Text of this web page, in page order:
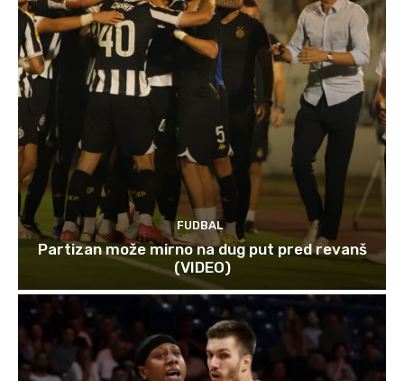
FUDBAL
Partizan može mirno na dug put pred revanš
(VIDEO)